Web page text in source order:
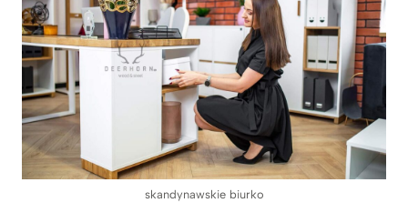
skandynawskie biurko